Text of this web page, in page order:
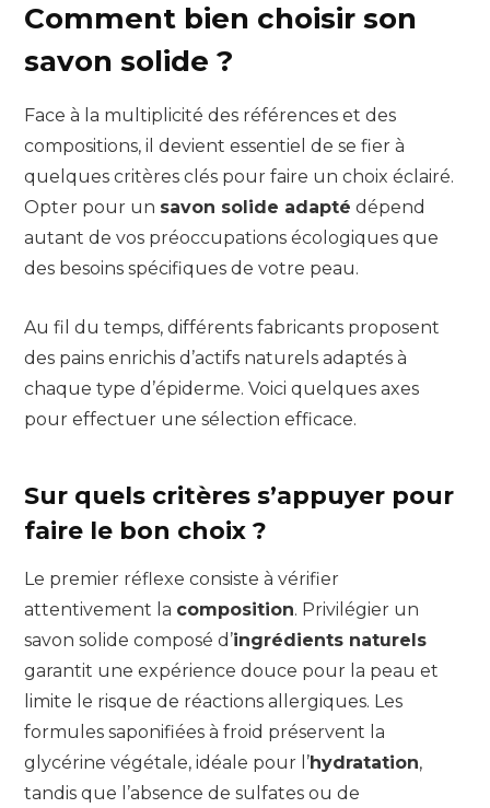
Comment bien choisir son
savon solide ?
Face à la multiplicité des références et des
compositions, il devient essentiel de se fier à
quelques critères clés pour faire un choix éclairé.
Opter pour un savon solide adapté dépend
autant de vos préoccupations écologiques que
des besoins spécifiques de votre peau.
Au fil du temps, différents fabricants proposent
des pains enrichis d’actifs naturels adaptés à
chaque type d’épiderme. Voici quelques axes
pour effectuer une sélection efficace.
Sur quels critères s’appuyer pour
faire le bon choix ?
Le premier réflexe consiste à vérifier
attentivement la composition. Privilégier un
savon solide composé d’ingrédients naturels
garantit une expérience douce pour la peau et
limite le risque de réactions allergiques. Les
formules saponifiées à froid préservent la
glycérine végétale, idéale pour l’hydratation,
tandis que l’absence de sulfates ou de